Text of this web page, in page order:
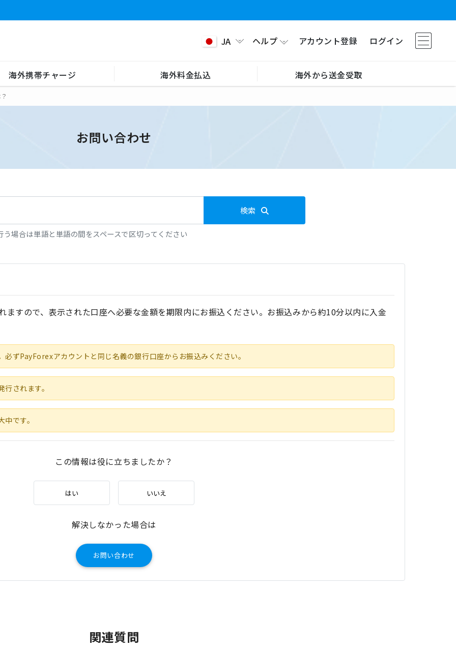
JA ヘルプ アカウント登録 ログイン
海外携帯チャージ 海外料金払込 海外から送金受取
お問い合わせ
検索
場合は単語と単語の間をスペースで区切ってください
ますので、表示された口座へ必要な金額を期限内にお振込ください。お振込みから約10分以内に入金
ずPayForexアカウントと同じ名義の銀行口座からお振込みください。
されます。
です。
この情報は役に立ちましたか？
はい いいえ
解決しなかった場合は
お問い合わせ
関連質問